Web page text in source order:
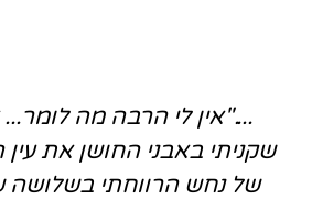
...."אין לי הרבה מה
שקניתי באבני החושן את עין
של נחש הרווחתי בשלושה